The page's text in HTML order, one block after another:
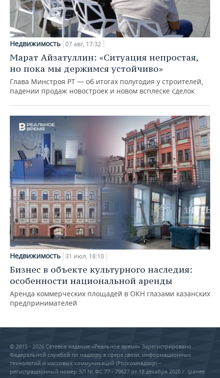
Недвижимость 07 авг, 17:32
Марат Айзатуллин: «Ситуация непростая,
но пока мы держимся устойчиво»
Глава Минстроя РТ — об итогах полугодия у строителей,
падении продаж новостроек и новом всплеске сделок
Недвижимость 31 июл, 18:10
Бизнес в объекте культурного наследия:
особенности национальной аренды
Аренда коммерческих площадей в ОКН глазами казанских
предпринимателей
© 2015 - 2026 Сетевое издание «Реальное время» Зарегистрировано
Федеральной службой по надзору в сфере связи, информационных
технологий и массовых коммуникаций (Роскомнадзор) –
регистрационный номер ЭЛ № ФС 77 - 79627 от 18 декабря 2020 г. (ранее